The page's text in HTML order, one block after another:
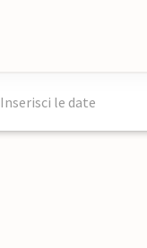
Inserisci le date